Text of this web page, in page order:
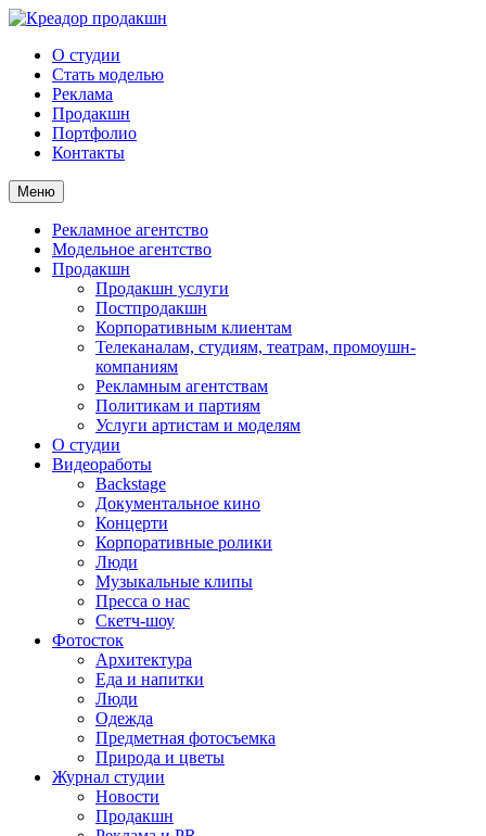
О студии
Стать моделью
Реклама
Продакшн
Портфолио
Контакты
Меню
Рекламное агентство
Модельное агентство
Продакшн
Продакшн услуги
Постпродакшн
Корпоративным клиентам
Телеканалам, студиям, театрам, промоушн-
компаниям
Рекламным агентствам
Политикам и партиям
Услуги артистам и моделям
О студии
Видеоработы
Backstage
Документальное кино
Концерти
Корпоративные ролики
Люди
Музыкальные клипы
Пресса о нас
Скетч-шоу
Фотосток
Архитектура
Еда и напитки
Люди
Одежда
Предметная фотосъемка
Природа и цветы
Журнал студии
Новости
Продакшн